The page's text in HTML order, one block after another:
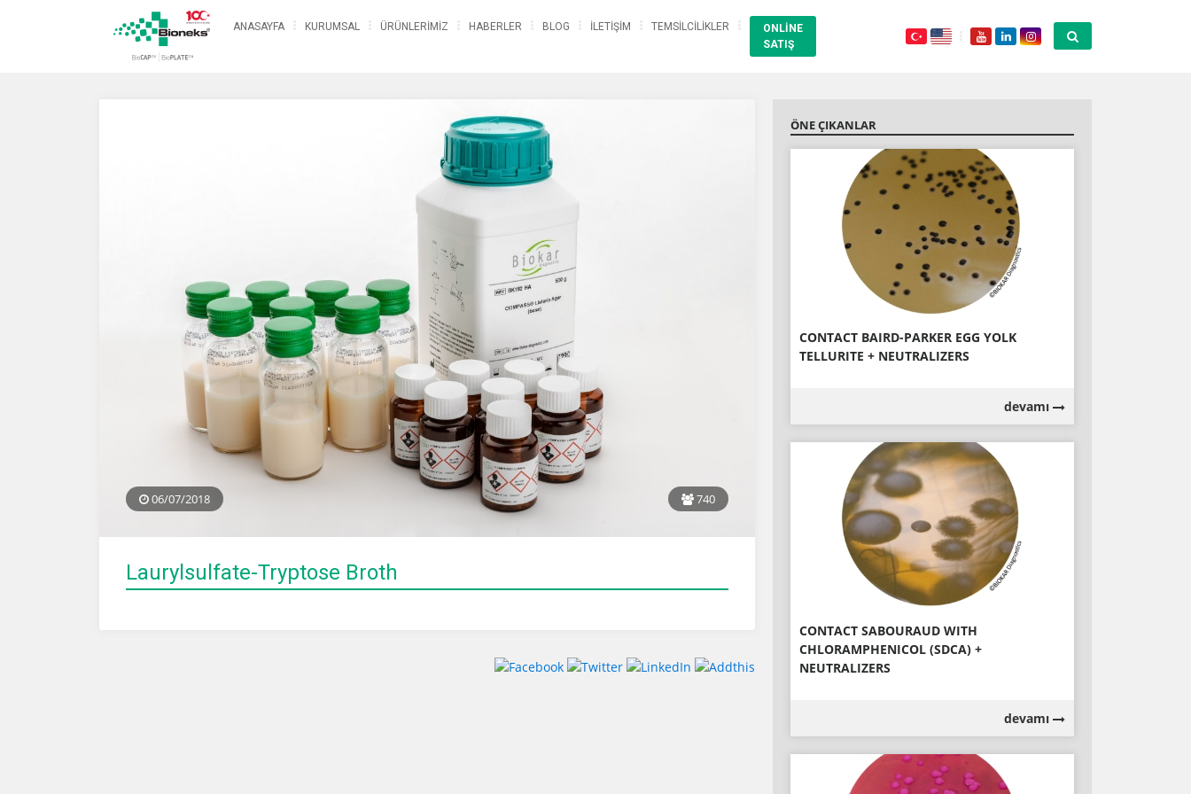
ANASAYFA KURUMSAL ÜRÜNLERİMİZ HABERLER BLOG İLETİŞİM TEMSİLCİLİKLER
ONLİNE
SATIŞ
06/07/2018 740
Laurylsulfate-Tryptose Broth
ÖNE ÇIKANLAR
CONTACT BAIRD-PARKER EGG YOLK
TELLURITE + NEUTRALIZERS
devamı
CONTACT SABOURAUD WITH
CHLORAMPHENICOL (SDCA) +
NEUTRALIZERS
devamı